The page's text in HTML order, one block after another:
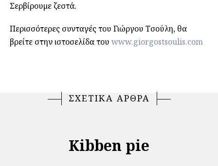
Σερβίρουμε ζεστά.
Περισσότερες συνταγές του Γιώργου Τσούλη, θα
βρείτε στην ιστοσελίδα του www.giorgostsoulis.com
ΣΧΕΤΙΚΑ ΑΡΘΡΑ
Kibben pie